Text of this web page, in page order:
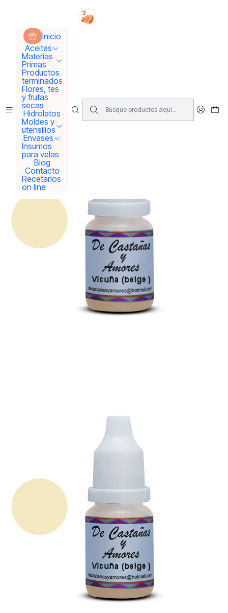
Inicio
Aceites
Materias
Primas
Productos
terminados
Flores, tes
y frutas
secas
Hidrolatos
Moldes y
utensilios
Envases
Insumos
para velas
Blog
Contacto
Recetarios
on line
Tus sueños se concretan aquí !!!
Inicio
Colorantes Líquidos